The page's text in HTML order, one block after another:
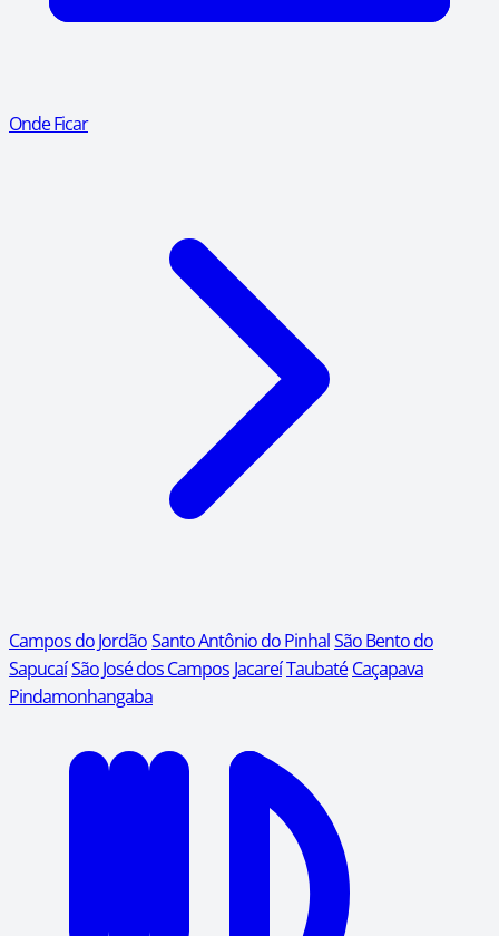
Onde Ficar
Campos do JordãoSanto Antônio do PinhalSão Bento do
SapucaíSão José dos Campos JacareíTaubaté Caçapava
Pindamonhangaba